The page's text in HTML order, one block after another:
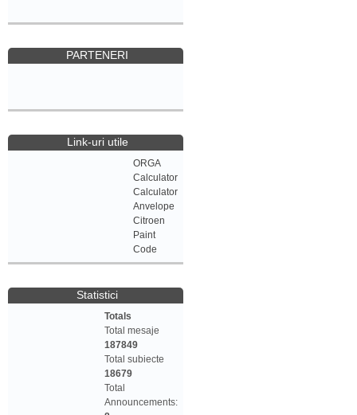
PARTENERI
Link-uri utile
ORGA
Calculator
Calculator
Anvelope
Citroen
Paint
Code
Statistici
Totals
Total mesaje
187849
Total subiecte
18679
Total
Announcements: